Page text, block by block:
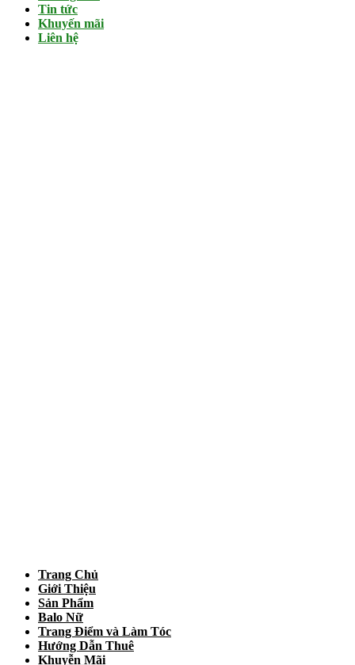
Tin tức
Khuyến mãi
Liên hệ
Trang Chủ
Giới Thiệu
Sản Phẩm
Balo Nữ
Trang Điểm và Làm Tóc
Hướng Dẫn Thuê
Khuyễn Mãi